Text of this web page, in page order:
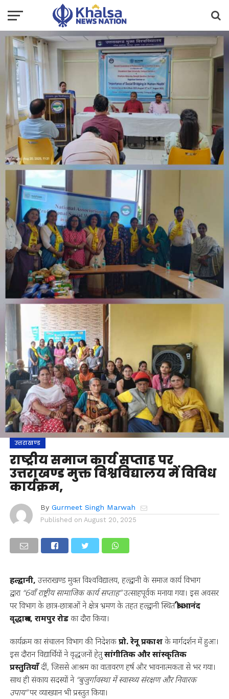
उत्तराखण्ड
राष्ट्रीय समाज कार्य सप्ताह पर
उत्तराखण्ड मुक्त विश्वविद्यालय में विविध
कार्यक्रम,
By Gurmeet Singh Marwah
Published on August 20, 2025
हल्द्वानी, उत्तराखण्ड मुक्त विश्वविद्यालय, हल्द्वानी के समाज कार्य विभाग
द्वारा “6वाँ राष्ट्रीय सामाजिक कार्य सप्ताह”उत्साहपूर्वक मनाया गया। इस अवसर
पर विभाग के छात्र-छात्राओं ने क्षेत्र भ्रमण के तहत हल्द्वानी स्थितश्री आनंद
वृद्धाश्रम, रामपुर रोडका दौरा किया।
कार्यक्रम का संचालन विभाग की निदेशकप्रो. रेनू प्रकाशके मार्गदर्शन में हुआ।
इस दौरान विद्यार्थियों ने वृद्धजनों हेतुसांगीतिक और सांस्कृतिक
प्रस्तुतियाँदीं, जिससे आश्रम का वातावरण हर्ष और भावनात्मकता से भर गया।
साथ ही संकाय सदस्यों ने “बुजुर्गावस्था में स्वास्थ्य संरक्षण और निवारक
उपाय”पर व्याख्यान भी प्रस्तुत किया।